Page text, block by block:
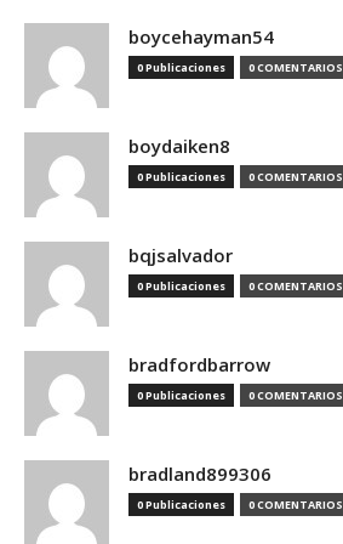
boycehayman54
0 Publicaciones 0 COMENTARIOS
boydaiken8
0 Publicaciones 0 COMENTARIOS
bqjsalvador
0 Publicaciones 0 COMENTARIOS
bradfordbarrow
0 Publicaciones 0 COMENTARIOS
bradland899306
0 Publicaciones 0 COMENTARIOS